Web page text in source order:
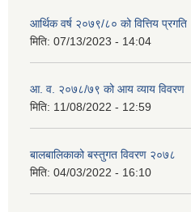
आर्थिक वर्ष २०७९/८० को वित्तिय प्रगति
मिति: 07/13/2023 - 14:04
आ. व. २०७८/७९ को आय व्याय विवरण
मिति: 11/08/2022 - 12:59
बालबालिकाको बस्तुगत विवरण २०७८
मिति: 04/03/2022 - 16:10